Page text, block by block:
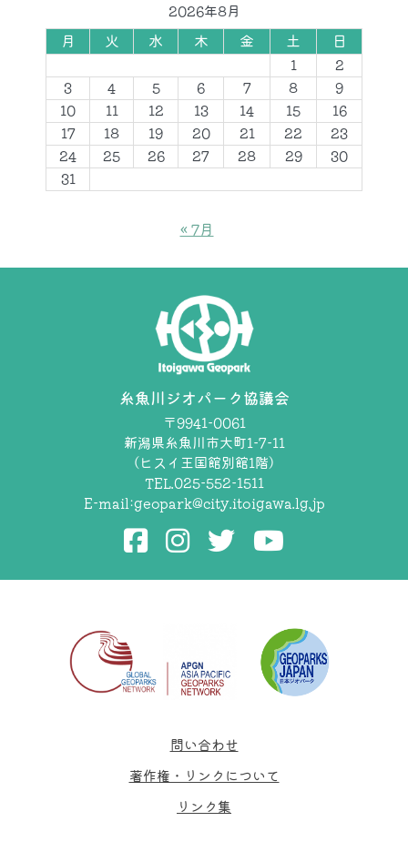
2026年8月
月 火 水 木 金 土 日
1
2
3
4 5 6 7 8
9
10
11 12 13 14 15
16
17
18 19 20 21 22
23
24
25 26 27 28 29
30
31
« 7月
糸魚川ジオパーク協議会
〒9941-0061
新潟県糸魚川市大町1-7-11
（ヒスイ王国館別館1階）
TEL.025-552-1511
E-mail:geopark@city.itoigawa.lg.jp
問い合わせ
著作権・リンクについて
リンク集